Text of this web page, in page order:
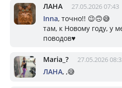
ЛАНА 27.05.2026 07:43
Inna, точно!! 😉🙃😅
там, к Новому году, у
поводов♥️
Mariа_? 27.05.2026
ЛАНА, ,😅